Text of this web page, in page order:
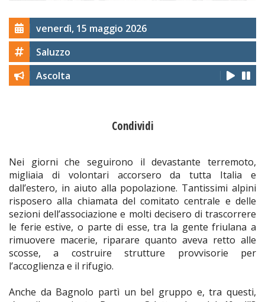
venerdì, 15 maggio 2026
Saluzzo
Ascolta
Condividi
Nei giorni che seguirono il devastante terremoto,
migliaia di volontari accorsero da tutta Italia e
dall’estero, in aiuto alla popolazione. Tantissimi alpini
risposero alla chiamata del comitato centrale e delle
sezioni dell’associazione e molti decisero di trascorrere
le ferie estive, o parte di esse, tra la gente friulana a
rimuovere macerie, riparare quanto aveva retto alle
scosse, a costruire strutture provvisorie per
l’accoglienza e il rifugio.
Anche da Bagnolo partì un bel gruppo e, tra questi,